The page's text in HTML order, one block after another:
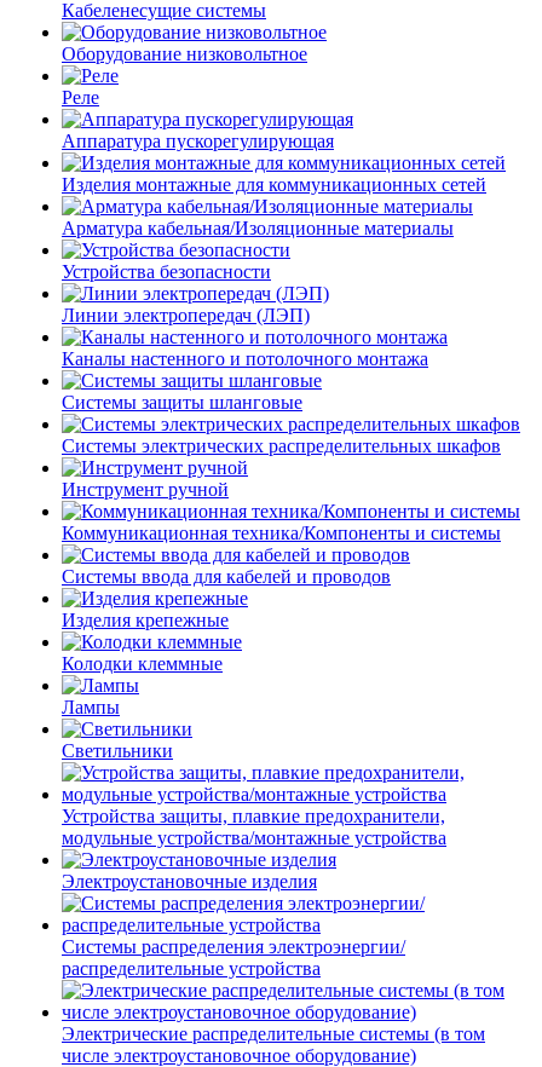
Кабеленесущие системы
Оборудование низковольтное
Реле
Аппаратура пускорегулирующая
Изделия монтажные для коммуникационных сетей
Арматура кабельная/Изоляционные материалы
Устройства безопасности
Линии электропередач (ЛЭП)
Каналы настенного и потолочного монтажа
Системы защиты шланговые
Системы электрических распределительных шкафов
Инструмент ручной
Коммуникационная техника/Компоненты и системы
Системы ввода для кабелей и проводов
Изделия крепежные
Колодки клеммные
Лампы
Светильники
Устройства защиты, плавкие предохранители,
модульные устройства/монтажные устройства
Электроустановочные изделия
Системы распределения электроэнергии/
распределительные устройства
Электрические распределительные системы (в том
числе электроустановочное оборудование)